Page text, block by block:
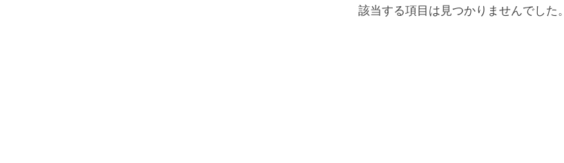
該当する項目は見つかりませんでした。